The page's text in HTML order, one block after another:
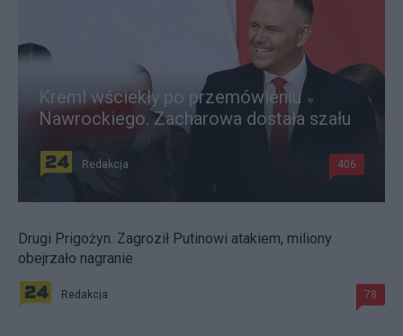
Kreml wściekły po przemówieniu
Nawrockiego. Zacharowa dostała szału
Redakcja 406
Drugi Prigożyn. Zagroził Putinowi atakiem, miliony
obejrzało nagranie
Redakcja 78